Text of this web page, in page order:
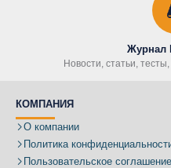
Журнал
Новости, статьи,
КОМПАНИЯ
О компании
Политика
Пользовательское соглашение